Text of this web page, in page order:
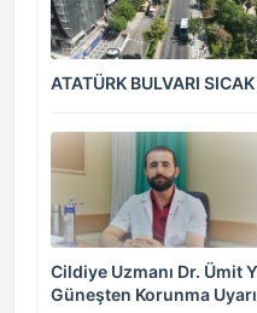
ATATÜRK BULVARI
Cildiye Uzmanı Dr. Ümit
Güneşten Korunma